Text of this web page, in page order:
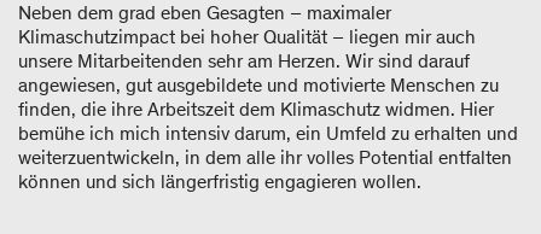
Neben dem grad eben Gesagten – maximaler
Klimaschutzimpact bei hoher Qualität – liegen mir auch
unsere Mitarbeitenden sehr am Herzen. Wir sind darauf
angewiesen, gut ausgebildete und motivierte Menschen zu
finden, die ihre Arbeitszeit dem Klimaschutz widmen. Hier
bemühe ich mich intensiv darum, ein Umfeld zu erhalten und
weiterzuentwickeln, in dem alle ihr volles Potential entfalten
können und sich längerfristig engagieren wollen.